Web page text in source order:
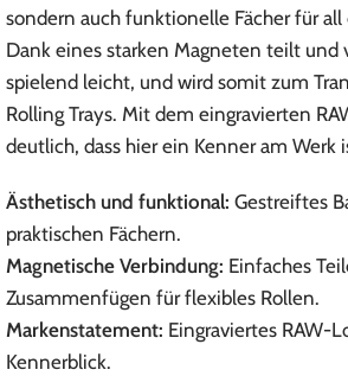
sondern auch funktionelle Fächer für all
Dank eines starken Magneten teilt und
spielend leicht, und wird somit zum
Rolling Trays. Mit dem eingravierten
deutlich, dass hier ein Kenner am Werk
Ästhetisch und funktional: Gestreiftes
praktischen Fächern.
Magnetische Verbindung: Einfaches
Zusammenfügen für flexibles Rollen.
Markenstatement: Eingraviertes RAW-
Kennerblick.